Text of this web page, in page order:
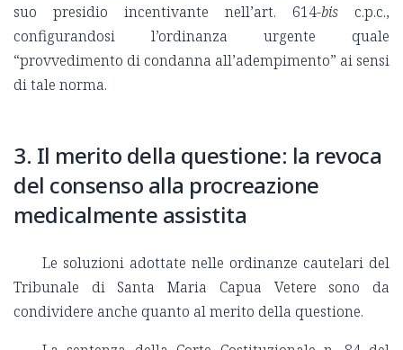
suo presidio incentivante nell’art. 614-bis c.p.c.,
configurandosi l’ordinanza urgente quale
“provvedimento di condanna all’adempimento” ai sensi
di tale norma.
3. Il merito della questione: la revoca
del consenso alla procreazione
medicalmente assistita
Le soluzioni adottate nelle ordinanze cautelari del
Tribunale di Santa Maria Capua Vetere sono da
condividere anche quanto al merito della questione.